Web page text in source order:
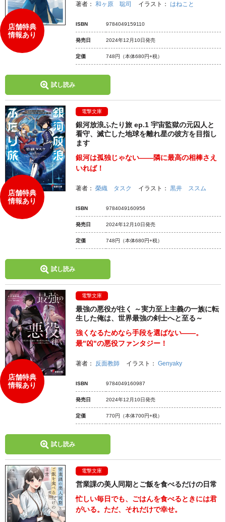
店舗特典
情報あり
著者： 和ヶ原 聡司 イラスト： はねこと
ISBN 9784049159110
発売日 2024年12月10日発売
定価 748円 （本体680円+税）
試し読み
店舗特典
情報あり
電撃文庫
銀河放浪ふたり旅 ep.1 宇宙監獄の元囚人と
看守、滅亡した地球を離れ星の彼方を目指し
ます
銀河は孤独じゃない――隣に最高の相棒さえ
いれば！
著者： 榮織 タスク イラスト： 黒井 ススム
ISBN 9784049160956
発売日 2024年12月10日発売
定価 748円 （本体680円+税）
試し読み
店舗特典
情報あり
電撃文庫
最強の悪役が往く ～実力至上主義の一族に転
生した俺は、世界最強の剣士へと至る～
強くなるためなら手段を選ばない――。
最"凶"の悪役ファンタジー！
著者： 反面教師 イラスト： Genyaky
ISBN 9784049160987
発売日 2024年12月10日発売
定価 770円 （本体700円+税）
試し読み
電撃文庫
営業課の美人同期とご飯を食べるだけの日常
忙しい毎日でも、ごはんを食べるときには君
がいる。ただ、それだけで幸せ。